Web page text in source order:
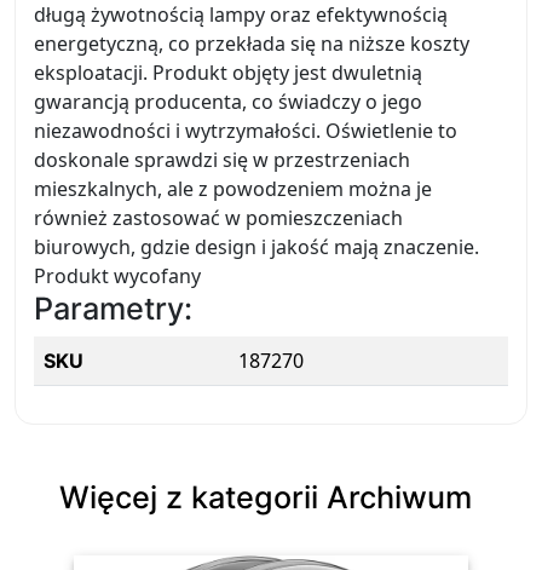
długą żywotnością lampy oraz efektywnością
energetyczną, co przekłada się na niższe koszty
eksploatacji. Produkt objęty jest dwuletnią
gwarancją producenta, co świadczy o jego
niezawodności i wytrzymałości. Oświetlenie to
doskonale sprawdzi się w przestrzeniach
mieszkalnych, ale z powodzeniem można je
również zastosować w pomieszczeniach
biurowych, gdzie design i jakość mają znaczenie.
Produkt wycofany
Parametry:
SKU 187270
Więcej z kategorii Archiwum